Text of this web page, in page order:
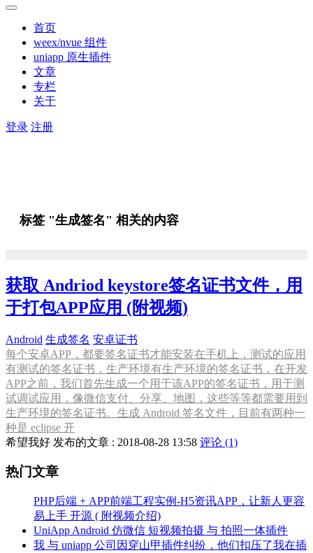
首页
weex/nvue 组件
uniapp 原生插件
文章
专栏
关于
登录 注册
标签 "生成签名" 相关的内容
获取 Andriod keystore签名证书文件，用
于打包APP应用 (附视频)
Android 生成签名 安卓证书
每个安卓APP，都要签名证书才能安装在手机上，测试的应用
有测试的签名证书，生产环境有生产环境的签名证书，在开发
APP之前，我们首先生成一个用于该APP的签名证书，用于测
试调试应用，像微信支付、分享、地图，这些等等都需要用到
生产环境的签名证书。生成 Android 签名文件，目前有两种一
种是 eclipse 开
希望我好 发布的文章 : 2018-08-28 13:58 评论 (1)
热门文章
PHP后端 + APP前端工程实例-H5资讯APP，让新人更容
易上手 开源 ( 附视频介绍)
UniApp Android 仿微信 短视频拍摄 与 拍照一体插件
我 与 uniapp 公司因穿山甲插件纠纷，他们扣压了我在插